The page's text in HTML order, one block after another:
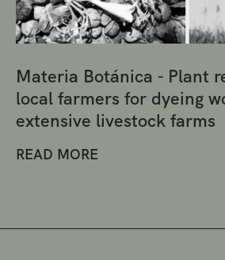
Materia Botánica - Plant
local farmers for dyeing
extensive livestock farms
READ MORE